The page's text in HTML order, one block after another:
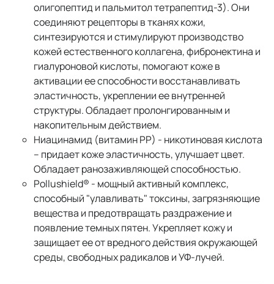
олигопептид и пальмитол тетрапептид-3). Они
соединяют рецепторы в тканях кожи,
синтезируются и стимулируют производство
кожей естественного коллагена, фибронектина и
гиалуроновой кислоты, помогают коже в
активации ее способности восстанавливать
эластичность, укреплении ее внутренней
структуры. Обладает пролонгированным и
накопительным действием.
Ниацинамид (витамин РР) - никотиновая кислота
– придает коже эластичность, улучшает цвет.
Обладает ранозаживляющей способностью.
Pollushield® - мощный активный комплекс,
способный "улавливать" токсины, загрязняющие
вещества и предотвращать раздражение и
появление темных пятен. Укрепляет кожу и
защищает ее от вредного действия окружающей
среды, свободных радикалов и УФ-лучей.